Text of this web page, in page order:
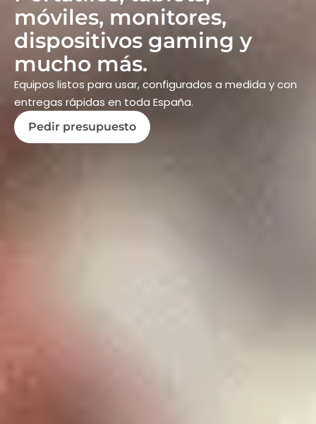
móviles, monitores,
dispositivos gaming y
mucho más.
Equipos listos para usar, configurados a medida y con
entregas rápidas en toda España.
Pedir presupuesto